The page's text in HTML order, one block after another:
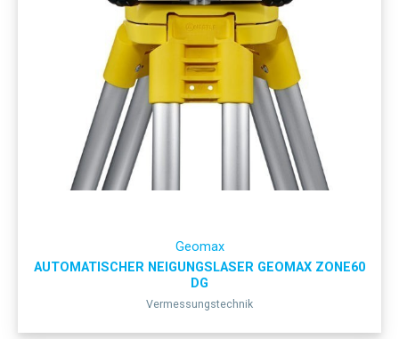
Geomax
AUTOMATISCHER NEIGUNGSLASER GEOMAX ZONE60
DG
Vermessungstechnik